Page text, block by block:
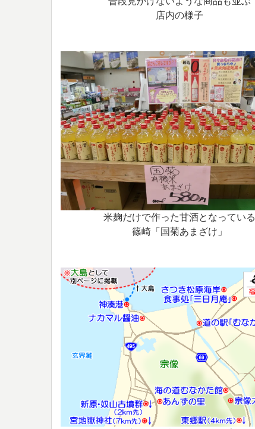
店内の様子
米麹だけで作った甘酒となっている
篠崎「国菊あまざけ」